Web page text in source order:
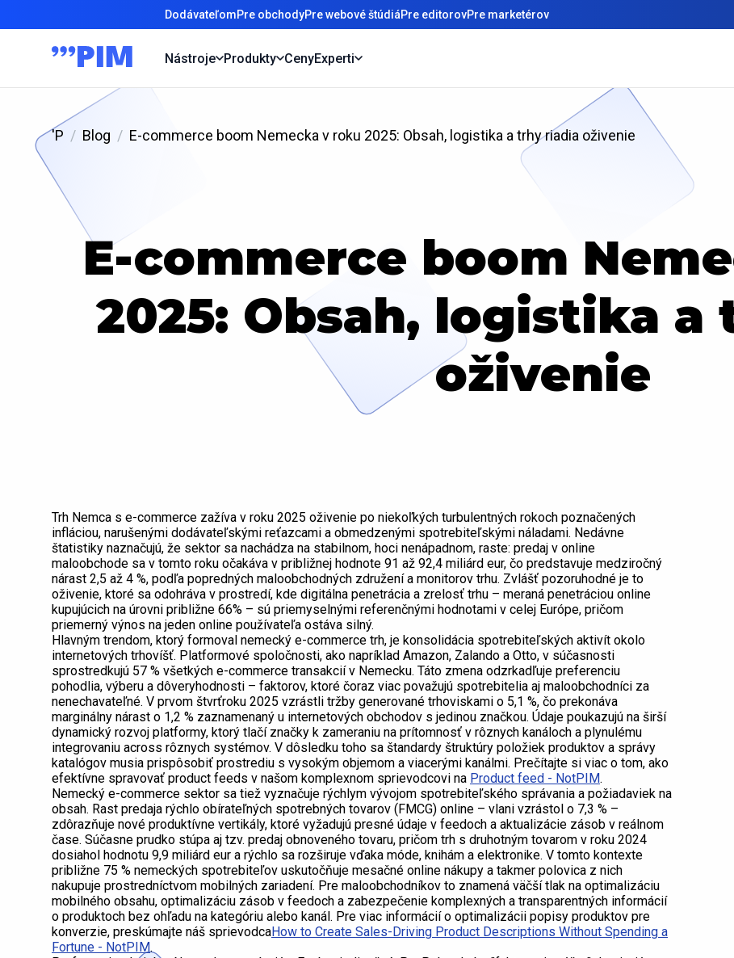
DodávateľomPre obchodyPre webové štúdiáPre editorovPre marketérov
Nástroje Produkty CenyExperti
'P Blog E-commerce boom Nemecka v roku 2025: Obsah, logistika a trhy riadia oživenie
E-commerce boom
2025: Obsah, logistika
oživenie
Trh Nemca s e-commerce zažíva v roku 2025 oživenie po niekoľkých turbulentných rokoch poznačených
infláciou, narušenými dodávateľskými reťazcami a obmedzenými spotrebiteľskými náladami. Nedávne
štatistiky naznačujú, že sektor sa nachádza na stabilnom, hoci nenápadnom, raste: predaj v online
maloobchode sa v tomto roku očakáva v približnej hodnote 91 až 92,4 miliárd eur, čo predstavuje medziročný
nárast 2,5 až 4 %, podľa popredných maloobchodných združení a monitorov trhu. Zvlášť pozoruhodné je to
oživenie, ktoré sa odohráva v prostredí, kde digitálna penetrácia a zrelosť trhu – meraná penetráciou online
kupujúcich na úrovni približne 66% – sú priemyselnými referenčnými hodnotami v celej Európe, pričom
priemerný výnos na jeden online používateľa ostáva silný.
Hlavným trendom, ktorý formoval nemecký e-commerce trh, je konsolidácia spotrebiteľských aktivít okolo
internetových trhovíšť. Platformové spoločnosti, ako napríklad Amazon, Zalando a Otto, v súčasnosti
sprostredkujú 57 % všetkých e-commerce transakcií v Nemecku. Táto zmena odzrkadľuje preferenciu
pohodlia, výberu a dôveryhodnosti – faktorov, ktoré čoraz viac považujú spotrebitelia aj maloobchodníci za
nenechavateľné. V prvom štvrťroku 2025 vzrástli tržby generované trhoviskami o 5,1 %, čo prekonáva
marginálny nárast o 1,2 % zaznamenaný u internetových obchodov s jedinou značkou. Údaje poukazujú na širší
dynamický rozvoj platformy, ktorý tlačí značky k zameraniu na prítomnosť v rôznych kanáloch a plynulému
integrovaniu across rôznych systémov. V dôsledku toho sa štandardy štruktúry položiek produktov a správy
katalógov musia prispôsobiť prostrediu s vysokým objemom a viacerými kanálmi. Prečítajte si viac o tom, ako
efektívne spravovať product feeds v našom komplexnom sprievodcovi na Product feed - NotPIM.
Nemecký e-commerce sektor sa tiež vyznačuje rýchlym vývojom spotrebiteľského správania a požiadaviek na
obsah. Rast predaja rýchlo obírateľných spotrebných tovarov (FMCG) online – vlani vzrástol o 7,3 % –
zdôrazňuje nové produktívne vertikály, ktoré vyžadujú presné údaje v feedoch a aktualizácie zásob v reálnom
čase. Súčasne prudko stúpa aj tzv. predaj obnoveného tovaru, pričom trh s druhotným tovarom v roku 2024
dosiahol hodnotu 9,9 miliárd eur a rýchlo sa rozširuje vďaka móde, knihám a elektronike. V tomto kontexte
približne 75 % nemeckých spotrebiteľov uskutočňuje mesačné online nákupy a takmer polovica z nich
nakupuje prostredníctvom mobilných zariadení. Pre maloobchodníkov to znamená väčší tlak na optimalizáciu
mobilného obsahu, optimalizáciu zásob v feedoch a zabezpečenie komplexných a transparentných informácií
o produktoch bez ohľadu na kategóriu alebo kanál. Pre viac informácií o optimalizácii popisy produktov pre
konverzie, preskúmajte náš sprievodcaHow to Create Sales-Driving Product Descriptions Without Spending a
Fortune - NotPIM.